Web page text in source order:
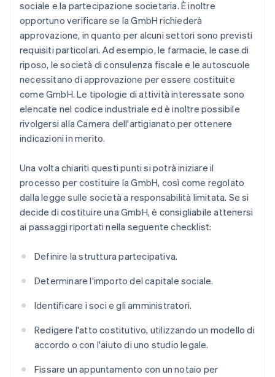
sociale e la partecipazione societaria. È inoltre
opportuno verificare se la GmbH richiederà
approvazione, in quanto per alcuni settori sono previsti
requisiti particolari. Ad esempio, le farmacie, le case di
riposo, le società di consulenza fiscale e le autoscuole
necessitano di approvazione per essere costituite
come GmbH. Le tipologie di attività interessate sono
elencate nel codice industriale ed è inoltre possibile
rivolgersi alla Camera dell'artigianato per ottenere
indicazioni in merito.
Una volta chiariti questi punti si potrà iniziare il
processo per costituire la GmbH, così come regolato
dalla legge sulle società a responsabilità limitata. Se si
decide di costituire una GmbH, è consigliabile attenersi
ai passaggi riportati nella seguente checklist:
Definire la struttura partecipativa.
Determinare l'importo del capitale sociale.
Identificare i soci e gli amministratori.
Redigere l'atto costitutivo, utilizzando un modello di
accordo o con l'aiuto di uno studio legale.
Fissare un appuntamento con un notaio per